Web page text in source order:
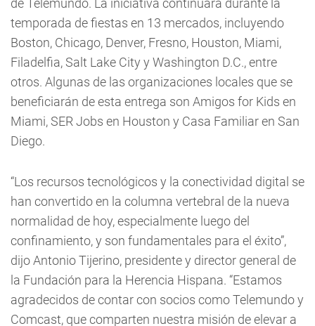
de Telemundo. La iniciativa continuará durante la
temporada de fiestas en 13 mercados, incluyendo
Boston, Chicago, Denver, Fresno, Houston, Miami,
Filadelfia, Salt Lake City y Washington D.C., entre
otros. Algunas de las organizaciones locales que se
beneficiarán de esta entrega son Amigos for Kids en
Miami, SER Jobs en Houston y Casa Familiar en San
Diego.
“Los recursos tecnológicos y la conectividad digital se
han convertido en la columna vertebral de la nueva
normalidad de hoy, especialmente luego del
confinamiento, y son fundamentales para el éxito”,
dijo Antonio Tijerino, presidente y director general de
la Fundación para la Herencia Hispana. “Estamos
agradecidos de contar con socios como Telemundo y
Comcast, que comparten nuestra misión de elevar a